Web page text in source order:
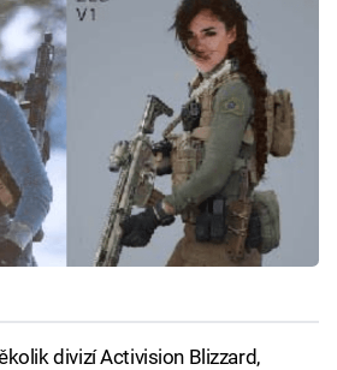
divizí Activision Blizzard,